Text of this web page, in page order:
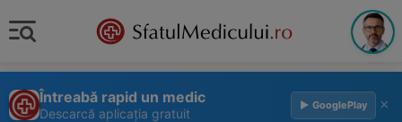
Întreabă rapid un medic
Descarcă aplicația gratuit
▶ GooglePlay ×